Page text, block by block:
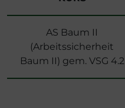
AS Baum II
(Arbeitssicherheit
Baum II) gem. VSG 4.2